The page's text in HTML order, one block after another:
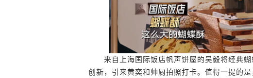
来自上海国际饭店帆声饼屋的吴毅将经典蝴
创新，引来黄奕和帅厨拍照打卡。值得一提的